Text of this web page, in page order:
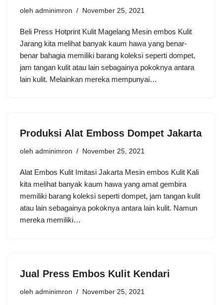
oleh adminimron November 25, 2021
Beli Press Hotprint Kulit Magelang Mesin embos Kulit
Jarang kita melihat banyak kaum hawa yang benar-
benar bahagia memiliki barang koleksi seperti dompet,
jam tangan kulit atau lain sebagainya pokoknya antara
lain kulit. Melainkan mereka mempunyai…
Produksi Alat Emboss Dompet Jakarta
oleh adminimron November 25, 2021
Alat Embos Kulit Imitasi Jakarta Mesin embos Kulit Kali
kita melihat banyak kaum hawa yang amat gembira
memiliki barang koleksi seperti dompet, jam tangan kulit
atau lain sebagainya pokoknya antara lain kulit. Namun
mereka memiliki…
Jual Press Embos Kulit Kendari
oleh adminimron November 25, 2021